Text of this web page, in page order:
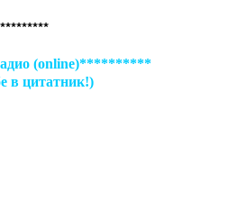
(online)**********
в цитатник!)